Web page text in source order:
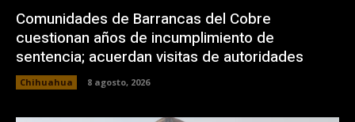
Comunidades de Barrancas del Cobre
cuestionan años de incumplimiento de
sentencia; acuerdan visitas de autoridades
Chihuahua 8 agosto, 2026